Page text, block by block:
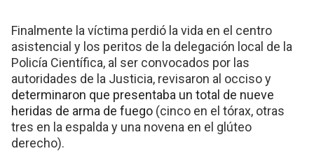
Finalmente la víctima perdió la vida en el centro
asistencial y los peritos de la delegación local de la
Policía Científica, al ser convocados por las
autoridades de la Justicia, revisaron al occiso y
determinaron que presentaba un total de nueve
heridas de arma de fuego (cinco en el tórax, otras
tres en la espalda y una novena en el glúteo
derecho).